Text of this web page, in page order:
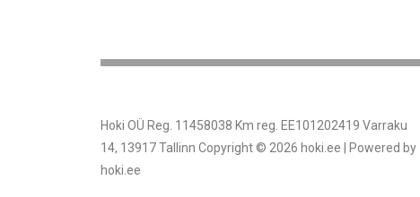
Hoki OÜ Reg. 11458038 Km reg. EE101202419 Varraku
14, 13917 Tallinn Copyright © 2026 hoki.ee | Powered by
hoki.ee